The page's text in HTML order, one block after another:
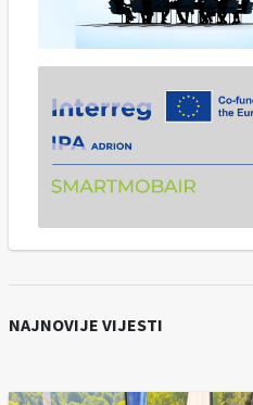
NAJNOVIJE VIJESTI